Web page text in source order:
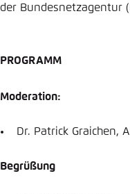
der Bundesnetzagentur
PROGRAMM
Moderation:
Dr. Patrick Graichen,
Begrüßung